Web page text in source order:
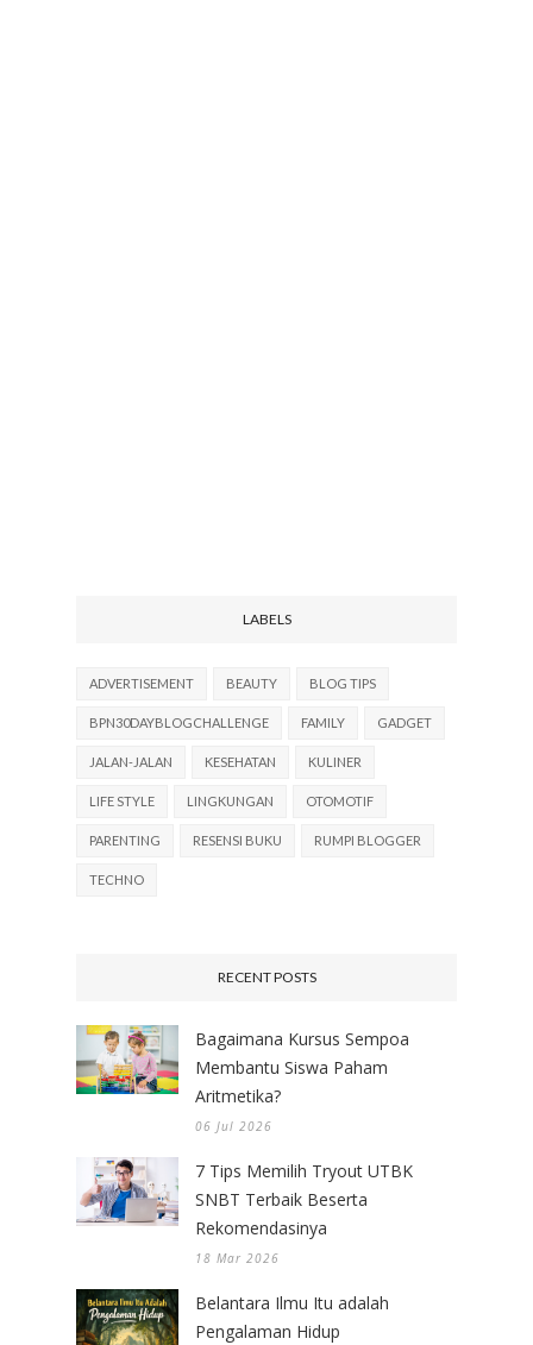
LABELS
ADVERTISEMENT BEAUTY BLOG TIPS
BPN30DAYBLOGCHALLENGE FAMILY GADGET
JALAN-JALAN KESEHATAN KULINER
LIFE STYLE LINGKUNGAN OTOMOTIF
PARENTING RESENSI BUKU RUMPI BLOGGER
TECHNO
RECENT POSTS
Bagaimana Kursus Sempoa
Membantu Siswa Paham
Aritmetika?
06 Jul 2026
7 Tips Memilih Tryout UTBK
SNBT Terbaik Beserta
Rekomendasinya
18 Mar 2026
Belantara Ilmu Itu adalah
Pengalaman Hidup